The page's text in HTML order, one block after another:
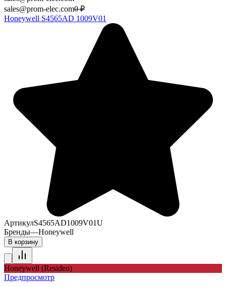
sales@prom-elec.com0 ₽
Honeywell S4565AD 1009V01
АртикулS4565AD1009V01U
Бренды—Honeywell
В корзину
Honeywell (Resideo)
Предпросмотр